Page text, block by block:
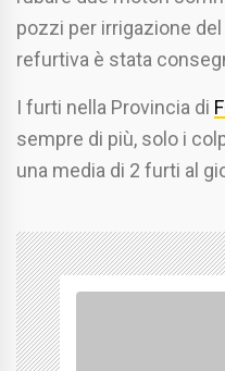
pozzi per irrigazione
refurtiva è stata
I furti nella Provincia di
sempre di più, solo i
una media di 2 furti al